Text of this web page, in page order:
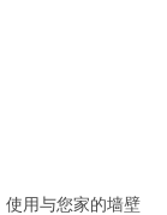
用与您家的墙壁